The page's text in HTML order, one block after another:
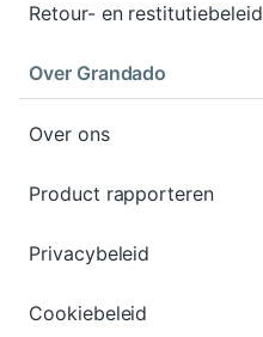
Retour- en restitutiebeleid
Over Grandado
Over ons
Product rapporteren
Privacybeleid
Cookiebeleid